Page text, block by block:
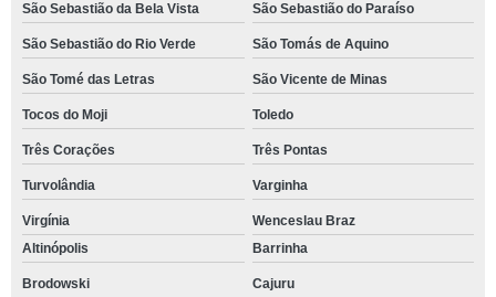
São Sebastião da Bela Vista São Sebastião do Paraíso
São Sebastião do Rio Verde São Tomás de Aquino
São Tomé das Letras São Vicente de Minas
Tocos do Moji Toledo
Três Corações Três Pontas
Turvolândia Varginha
Virgínia
Wenceslau Braz
Altinópolis
Barrinha
Brodowski Cajuru